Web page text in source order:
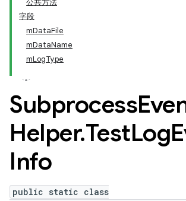
公共方法
字段
mDataFile
mDataName
mLogType
Subprocess
Helper.TestLog
Info
public static class